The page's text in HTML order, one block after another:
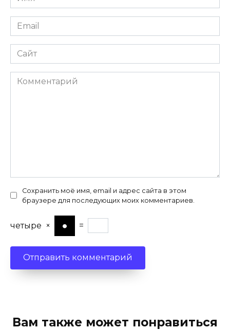
*
Email
*
Сайт
Комментарий
Сохранить моё имя, email и адрес сайта в этом
браузере для последующих моих комментариев.
четыре × =
Вам также может понравиться